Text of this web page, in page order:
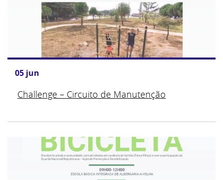
05 jun
Challenge – Circuito de Manutenção